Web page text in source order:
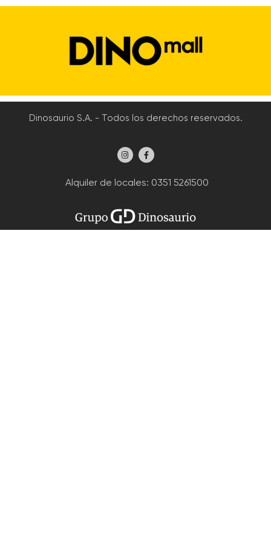
Dinosaurio S.A. - Todos los derechos reservados.
Alquiler de locales: 0351 5261500